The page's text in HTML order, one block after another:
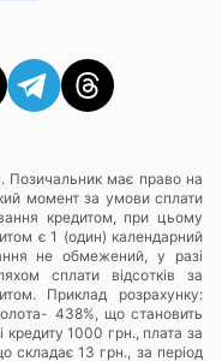
Позичальник має право на
момент за умови сплати
кредитом, при цьому
є 1 (один) календарний
не обмежений, у разі
сплати відсотків за
Приклад розрахунку:
438%, що становить
кредиту 1000 грн., плата за
складає 13 грн., за період